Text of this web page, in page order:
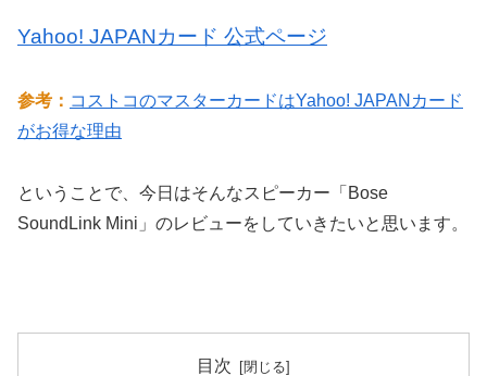
Yahoo! JAPANカード 公式ページ
参考： コストコのマスターカードはYahoo! JAPANカード
がお得な理由
ということで、今日はそんなスピーカー「Bose
SoundLink Mini」のレビューをしていきたいと思います。
目次